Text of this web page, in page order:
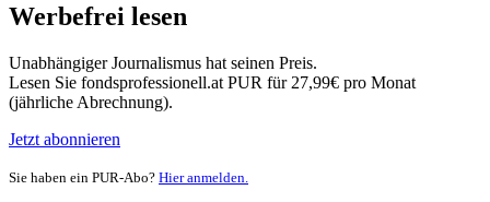
Werbefrei lesen
Unabhängiger Journalismus hat seinen Preis.
Lesen Sie fondsprofessionell.at PUR für 27,99€ pro Monat
(jährliche Abrechnung).
Jetzt abonnieren
Sie haben ein PUR-Abo? Hier anmelden.